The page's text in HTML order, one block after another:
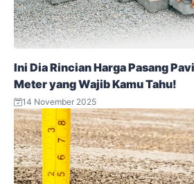
Ini Dia Rincian Harga Pasang
Meter yang Wajib Kamu Tahu!
14 November 2025